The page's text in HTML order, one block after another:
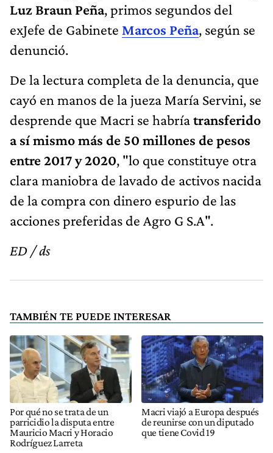
Luz Braun Peña, primos segundos del
exJefe de Gabinete Marcos Peña, según se
denunció.
De la lectura completa de la denuncia, que
cayó en manos de la jueza María Servini, se
desprende que Macri se habríatransferido
a sí mismo más de 50 millones de pesos
entre 2017 y 2020, "lo que constituye otra
clara maniobra de lavado de activos nacida
de la compra con dinero espurio de las
acciones preferidas de Agro G S.A".
ED / ds
TAMBIÉN TE PUEDE INTERESAR
Por qué no se trata de un
parricidio la disputa entre
Mauricio Macri y Horacio
Rodríguez Larreta
Macri viajó a Europa después
de reunirse con un diputado
que tiene Covid 19